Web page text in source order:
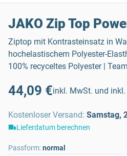
JAKO Zip Top
Ziptop mit Kontrasteinsatz in
hochelastischem Polyester-
100% recyceltes Polyester |
44,09 €inkl. MwSt. und
Kostenloser Versand: Samstag,
Lieferdatum berechnen
Passform:normal